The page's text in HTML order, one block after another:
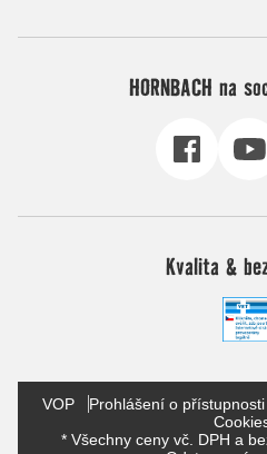
HORNBACH na
Kvalita &
VOP Prohlášení o přístupnosti
* Všechny ceny vč. DPH a